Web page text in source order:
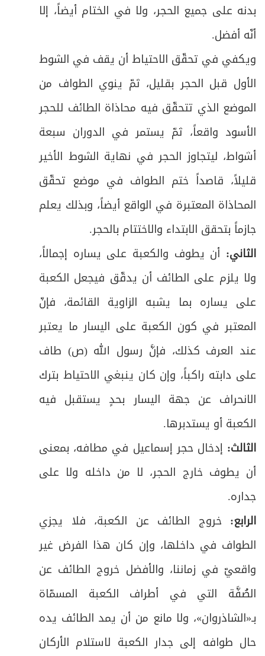
بدنه على جميع الحجر، ولا في الختام أيضاً، إلا
أنّه أفضل.
ويكفي في تحقّق الاحتياط أن يقف في الشوط
الأول قبل الحجر بقليل، ثمّ ينوي الطواف من
الموضع الذي تتحقّق فيه محاذاة الطائف للحجر
الأسود واقعاً، ثمّ يستمر في الدوران سبعة
أشواط، ليتجاوز الحجر في نهاية الشوط الأخير
قليلاً، قاصداً ختم الطواف في موضع تحقّق
المحاذاة المعتبرة في الواقع أيضاً، وبذلك يعلم
جازماً بتحقق الابتداء والاختتام بالحجر.
الثاني: أن يطوف والكعبة على يساره إجمالاً،
ولا يلزم على الطائف أن يدقّق فيجعل الكعبة
على يساره بما يشبه الزاوية القائمة، فإنّ
المعتبر في كون الكعبة على اليسار ما يعتبر
عند العرف كذلك، فإنَّ رسول الله (ص) طاف
على دابته راكباً، وإن كان ينبغي الاحتياط بترك
الانحراف عن جهة اليسار بحدٍ يستقبل فيه
الكعبة أو يستدبرها.
الثالث: إدخال حجر إسماعيل في مطافه، بمعنى
أن يطوف خارج الحجر، لا من داخله ولا على
جداره.
الرابع: خروج الطائف عن الكعبة، فلا يجزي
الطواف في داخلها، وإن كان هذا الفرض غير
واقعيّ في زماننا، والأفضل خروج الطائف عن
الصُفَّة التي في أطراف الكعبة المسمّاة
بـ«الشاذروان»، ولا مانع من أن يمد الطائف يده
حال طوافه إلى جدار الكعبة لاستلام الأركان
ص
40 المبحث السادس: في التقصير
41 الفصل الثاني في حجّ التَّمتُّع على شكل مباحث
ص
42 المبحث الأول: في الإحرام لحجّ التَّمتُّع فيه فرع
ص43 فرعٌ: في آداب الإحرام للحجّ
44 المبحث الثاني: في الوقوف بعرفات فيه فرع
ص
45 فرعٌ: في آداب الوقوف بعرفات
46
المبحث الثالث: في الوقوف بمزدلفة (المشعر
الحرام) فيه فروع
ص47 فرعٌ: في حكم إدراك الوقوفين أو أحدهما
48 فرعٌ في آداب الوقوف بمزدلفة:
ص49
المبحث الرابع: في أعمال منى يوم العيد فيه
واجبان وفروع
ص
50 الواجب الأول: رمي جمرة العقبة
ص
51 فرعٌ: في مستحبات رمي الجمرات
ص
52
الواجب الثاني: الذبح أو النحر تفاصيل هذا
الواجب وأحكامه
53
ص
54 ثانياً: في شروط الذبح
ص
55 ثالثاً: في مصرف هدي التَّمتُّع
58 الواجب الثالث: الحلق أو التقصير فيه فرع
ص
59
المبحث الخامس: في واجبات مكَّة المكرّمة، وهي
خمسة.